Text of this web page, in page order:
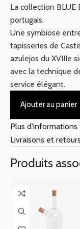
La collection BLUE
portugais.
Une symbiose
tapisseries de
azulejos du XVIIIe
avec la technique
service élégant.
Ajouter au panier
Plus d'informations
Livraisons et retours
Produits